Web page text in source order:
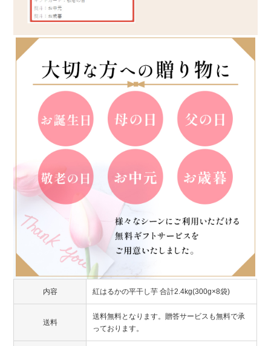
内容 紅はるかの平干し芋 合計2.4kg(300g×8袋)
送料
送料無料となります。贈答サービスも無料で承
っております。